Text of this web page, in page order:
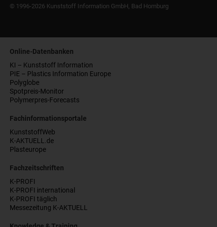
© 1996-2026 Kunststoff Information GmbH, Bad Homburg
Online-Datenbanken
KI – Kunststoff Information
PIE – Plastics Information Europe
Polyglobe
Spotpreis-Monitor
Polymerpres-Forecasts
Fachinformationsportale
KunststoffWeb
K-AKTUELL.de
Plasteurope
Fachzeitschriften
K-PROFI
K-PROFI international
K-PROFI täglich
Messezeitung K-AKTUELL